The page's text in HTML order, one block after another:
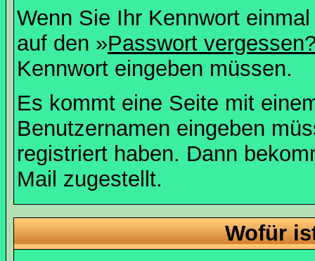
Wenn Sie Ihr Kennwort
auf den »Passwort
Kennwort eingeben müssen.
Es kommt eine Seite mit
Benutzernamen eingeben
registriert haben. Dann
Mail zugestellt.
Wofür